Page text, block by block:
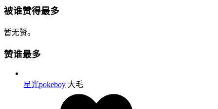
被谁赞得最多
暂无赞。
赞谁最多
星光pokeboy 大毛